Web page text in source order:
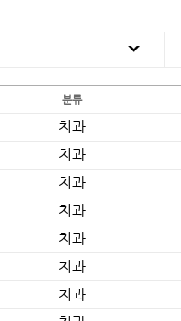
분류
치과
치과
치과
치과
치과
치과
치과